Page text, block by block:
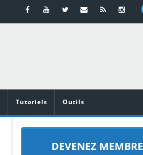
Tutoriels Outils
DEVENEZ MEMBRE